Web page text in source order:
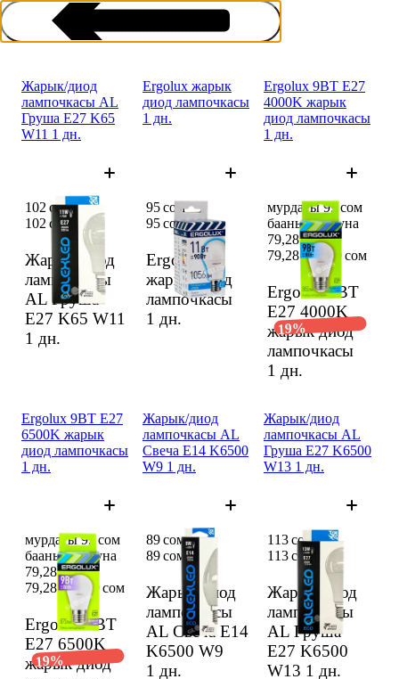
Лампочкалар
Жарык/диод
лампочкасы AL
Груша E27 K65
W11 1 дн.
Жарык/диод
лампочкасы
AL Груша
E27 K65 W11
1 дн.
102 сом
102 сом
Ergolux жарык
диод лампочкасы
1 дн.
Ergolux
жарык диод
лампочкасы
1 дн.
95 сом
95 сом
Ergolux 9ВТ E27
4000K жарык
диод лампочкасы
1 дн.
Ergolux 9ВТ
E27 4000K
жарык диод
лампочкасы
1 дн.
мурдагы 99 сом
баанын ордуна
79,28 сом
79,28 сом 99 сом
19%
Ergolux 9ВТ E27
6500K жарык
диод лампочкасы
1 дн.
Ergolux 9ВТ
E27 6500K
жарык диод
мурдагы 99 сом
баанын ордуна
79,28 сом
79,28 сом
99 сом
19%
Жарык/диод
лампочкасы AL
Свеча E14 K6500
W9 1 дн.
Жарык/диод
лампочкасы
AL Свеча E14
K6500 W9
1 дн.
89 сом
89 сом
Жарык/диод
лампочкасы AL
Груша E27 K6500
W13 1 дн.
Жарык/диод
лампочкасы
AL Груша
E27 K6500
W13 1 дн.
113 сом
113 сом